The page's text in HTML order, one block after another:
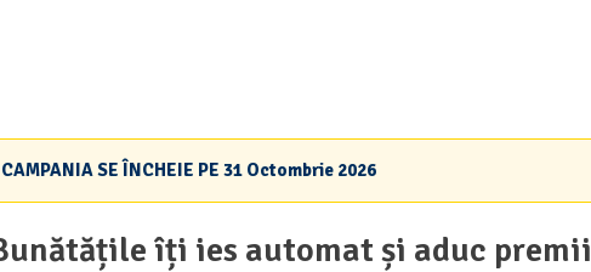
SE ÎNCHEIE PE 31 Octombrie 2026
îți ies automat și aduc premii